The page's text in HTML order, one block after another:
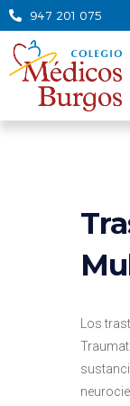
947 201 075
Los